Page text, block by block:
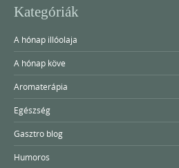
Kategóriák
A hónap illóolaja
A hónap köve
Aromaterápia
Egészség
Gasztro blog
Humoros